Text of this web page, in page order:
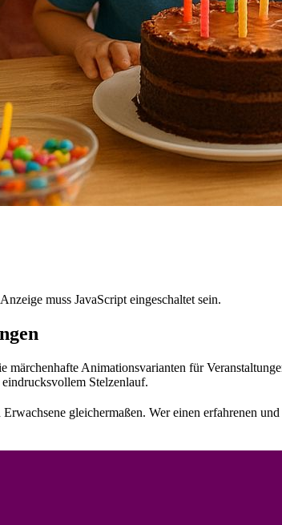
muss JavaScript eingeschaltet sein.
Animationsvarianten für
Stelzenlauf.
gleichermaßen. Wer einen erfahrenen